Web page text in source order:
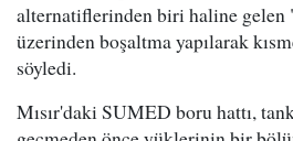
alternatiflerinden biri haline gelen
üzerinden boşaltma yapılarak
söyledi.
Mısır'daki SUMED boru hattı,